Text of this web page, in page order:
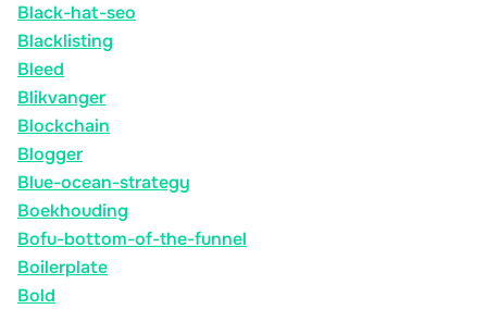
Black-hat-seo
Blacklisting
Bleed
Blikvanger
Blockchain
Blogger
Blue-ocean-strategy
Boekhouding
Bofu-bottom-of-the-funnel
Boilerplate
Bold